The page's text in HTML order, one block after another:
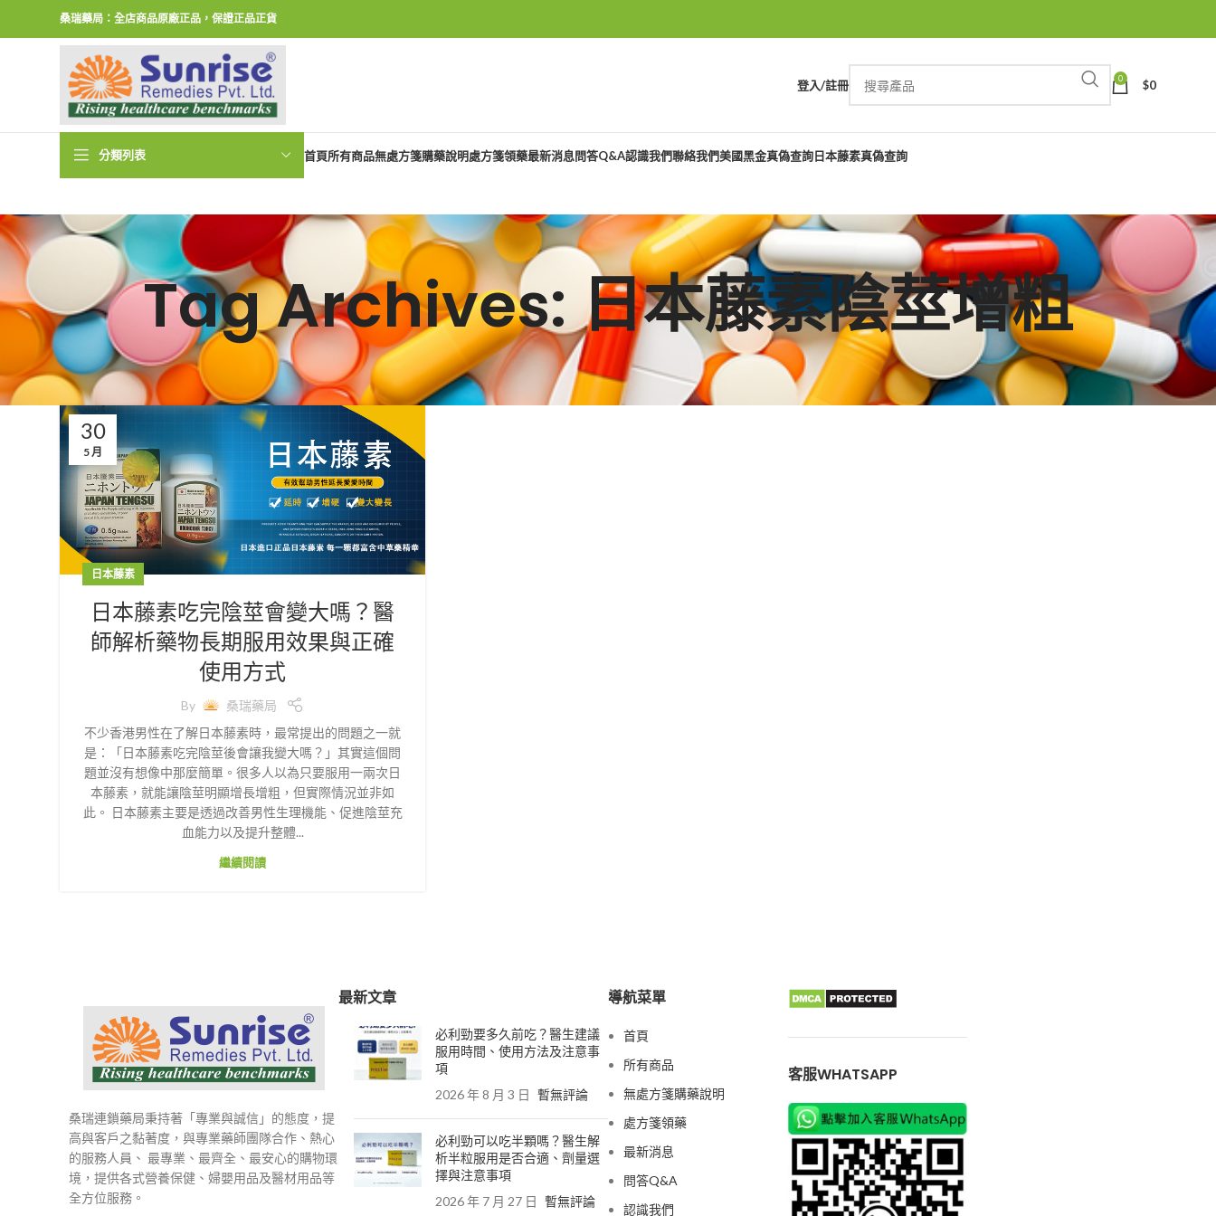
桑瑞藥局：全店商品原廠正品，保證正品正貨
登入/註冊 0 $0
分類列表 首頁所有商品無處方箋購藥說明處方箋領藥最新消息問答Q&A認識我們聯絡我們美國黑金真偽查詢日本藤素真偽查詢
Tag Archives: 日本藤素陰莖增粗
30
5 月
日本藤素
日本藤素吃完陰莖會變大嗎？醫
師解析藥物長期服用效果與正確
使用方式
By
桑瑞藥局
不少香港男性在了解日本藤素時，最常提出的問題之一就
是：「日本藤素吃完陰莖後會讓我變大嗎？」其實這個問
題並沒有想像中那麼簡單。很多人以為只要服用一兩次日
本藤素，就能讓陰莖明顯增長增粗，但實際情況並非如
此。 日本藤素主要是透過改善男性生理機能、促進陰莖充
血能力以及提升整體...
繼續閱讀
桑瑞連鎖藥局秉持著「專業與誠信」的態度，提
高與客戶之黏著度，與專業藥師團隊合作、熱心
的服務人員、 最專業、最齊全、最安心的購物環
境，提供各式營養保健、婦嬰用品及醫材用品等
全方位服務。
最新文章
必利勁要多久前吃？醫生建議
服用時間、使用方法及注意事
項
2026 年 8 月 3 日 暫無評論
必利勁可以吃半顆嗎？醫生解
析半粒服用是否合適、劑量選
擇與注意事項
2026 年 7 月 27 日 暫無評論
導航菜單
首頁
所有商品
無處方箋購藥說明
處方箋領藥
最新消息
問答Q&A
認識我們
客服WHATSAPP